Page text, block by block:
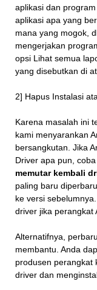
aplikasi dan
aplikasi apa yang
mana yang mogok,
mengerjakan
opsi Lihat semua
yang disebutkan di
2] Hapus Instalasi
Karena masalah ini
kami menyarankan
bersangkutan. Jika
Driver apa pun,
memutar kembali
paling baru
ke versi
driver jika perangkat
Alternatifnya,
membantu. Anda
produsen perangkat
driver dan